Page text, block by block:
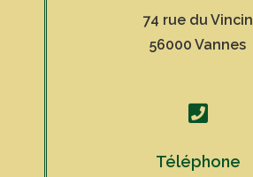
74 rue du Vincin
56000 Vannes

Téléphone